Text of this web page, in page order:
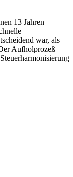
13 Jahren
war, als
Aufholprozeß